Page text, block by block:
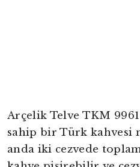
Arçelik Telve TKM
sahip bir Türk kahvesi
anda iki cezvede